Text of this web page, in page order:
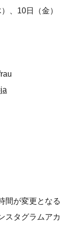
、10日（金）
間が変更となる
スタグラムアカ